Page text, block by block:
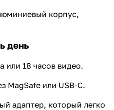
корпус,
день
или 18 часов видео.
MagSafe или USB-C.
адаптер, который легко